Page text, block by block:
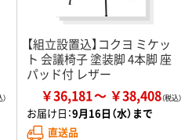
【組立設置込】コクヨ ミケッ
ト 会議椅子 塗装脚 4本脚 座
パッド付 レザー
￥36,181 ￥38,408
お届け日：9月16日（水）まで
直送品